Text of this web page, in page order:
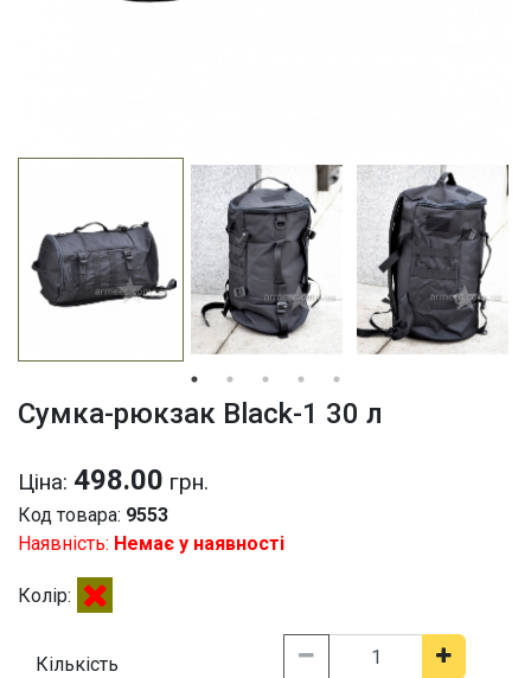
Сумка-рюкзак Black-1 30 л
Ціна: 498.00 грн.
Код товара: 9553
Наявність: Немає у наявності
Колір:
Кількість